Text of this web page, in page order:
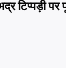
टिप्पड़ी